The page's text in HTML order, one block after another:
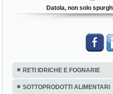
Datola, non solo
RETI IDRICHE E FOGNARIE
SOTTOPRODOTTI ALIMENTARI